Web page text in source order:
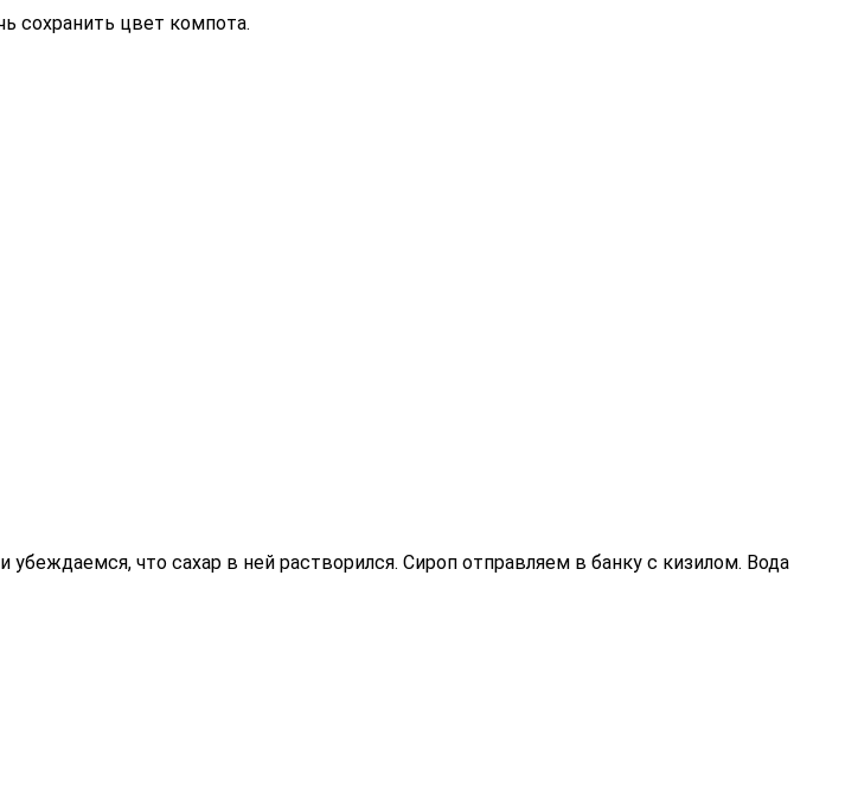
сохранить цвет компота.
что сахар в ней растворился. Сироп отправляем в банку с кизилом. Вода